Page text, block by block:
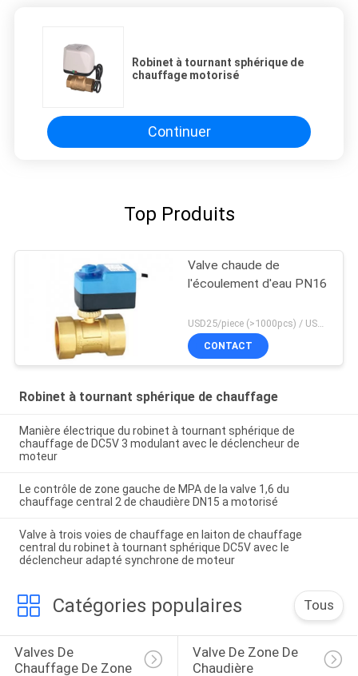
Robinet à tournant sphérique de
chauffage motorisé
Continuer
Top Produits
Valve chaude de
l'écoulement d'eau PN16
USD25/piece (>1000pcs) / USD26.5 (50-1000 pcs) MOQ:50 morceaux
CONTACT
Robinet à tournant sphérique de chauffage
Manière électrique du robinet à tournant sphérique de
chauffage de DC5V 3 modulant avec le déclencheur de
moteur
Le contrôle de zone gauche de MPA de la valve 1,6 du
chauffage central 2 de chaudière DN15 a motorisé
Valve à trois voies de chauffage en laiton de chauffage
central du robinet à tournant sphérique DC5V avec le
déclencheur adapté synchrone de moteur
Catégories populaires Tous
Valves De
Chauffage De Zone
Valve De Zone De
Chaudière